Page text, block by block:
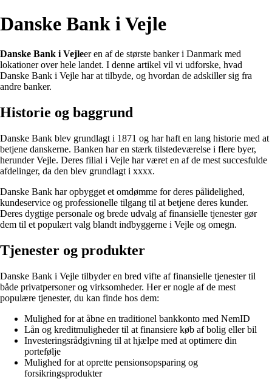
Danske Bank i Vejle
Danske Bank i Vejleer en af de største banker i Danmark med
lokationer over hele landet. I denne artikel vil vi udforske, hvad
Danske Bank i Vejle har at tilbyde, og hvordan de adskiller sig fra
andre banker.
Historie og baggrund
Danske Bank blev grundlagt i 1871 og har haft en lang historie med at
betjene danskerne. Banken har en stærk tilstedeværelse i flere byer,
herunder Vejle. Deres filial i Vejle har været en af ​​de mest succesfulde
afdelinger, da den blev grundlagt i xxxx.
Danske Bank har opbygget et omdømme for deres pålidelighed,
kundeservice og professionelle tilgang til at betjene deres kunder.
Deres dygtige personale og brede udvalg af finansielle tjenester gør
dem til et populært valg blandt indbyggerne i Vejle og omegn.
Tjenester og produkter
Danske Bank i Vejle tilbyder en bred vifte af finansielle tjenester til
både privatpersoner og virksomheder. Her er nogle af de mest
populære tjenester, du kan finde hos dem:
Mulighed for at åbne en traditionel bankkonto med NemID
Lån og kreditmuligheder til at finansiere køb af bolig eller bil
Investeringsrådgivning til at hjælpe med at optimere din
portefølje
Mulighed for at oprette pensionsopsparing og
forsikringsprodukter